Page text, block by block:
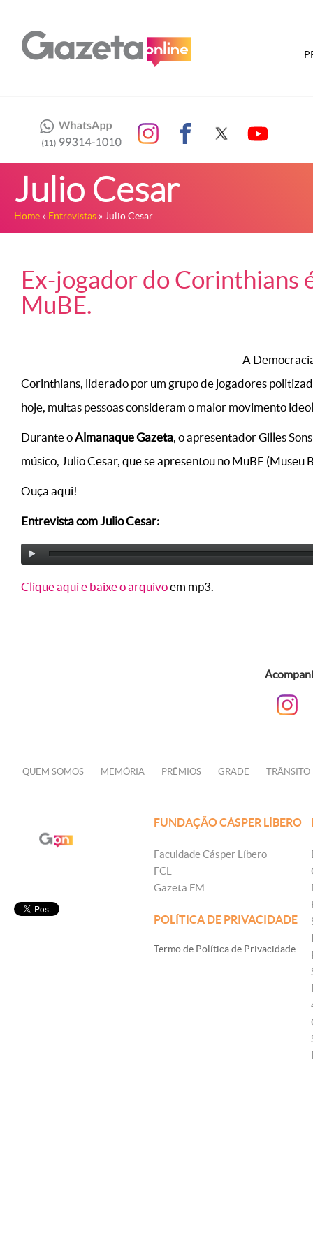
Julio Cesar
Home » Entrevistas » Julio Cesar
Ex-jogador do Corinthians
MuBE.
A
Corinthians, liderado por um grupo de jogadores
hoje, muitas pessoas consideram o maior movimento
Durante oAlmanaque Gazeta, o apresentador Gilles
músico, Julio Cesar, que se apresentou no MuBE (Museu
Ouça aqui!
Entrevista com Julio Cesar:
Clique aqui e baixe o arquivoem mp3.
QUEM SOMOS MEMÓRIA PRÊMIOS GRADE TRÂNSITO
FUNDAÇÃO CÁSPER LÍBERO
Faculdade Cásper Líbero
FCL
Gazeta FM
POLÍTICA DE PRIVACIDADE
Termo de Política de Privacidade